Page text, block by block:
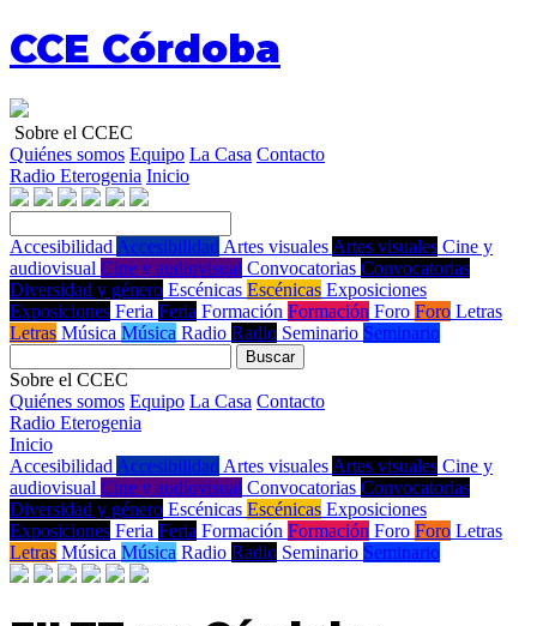
CCE Córdoba
Sobre el CCEC
Quiénes somos Equipo La Casa Contacto
Radio Eterogenia Inicio
Accesibilidad Accesibilidad Artes visuales Artes visuales Cine y
audiovisual Cine y audiovisual Convocatorias Convocatorias
Diversidad y género Escénicas Escénicas Exposiciones
Exposiciones Feria Feria Formación Formación Foro Foro Letras
Letras Música Música Radio Radio Seminario Seminario
Buscar
Sobre el CCEC
Quiénes somos Equipo La Casa Contacto
Radio Eterogenia
Inicio
Accesibilidad Accesibilidad Artes visuales Artes visuales Cine y
audiovisual Cine y audiovisual Convocatorias Convocatorias
Diversidad y género Escénicas Escénicas Exposiciones
Exposiciones Feria Feria Formación Formación Foro Foro Letras
Letras Música Música Radio Radio Seminario Seminario